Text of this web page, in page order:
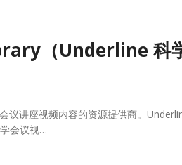
（Underline 科
议讲座视频内容的资源提供商。
会议视…